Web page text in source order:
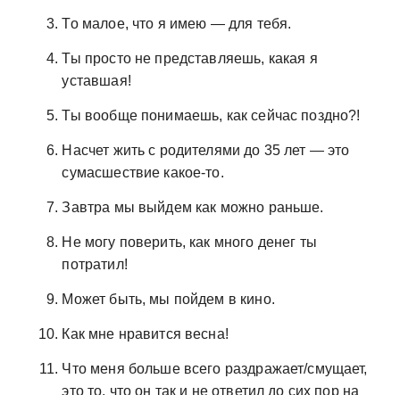
То малое, что я имею — для тебя.
Ты просто не представляешь, какая я
уставшая!
Ты вообще понимаешь, как сейчас поздно?!
Насчет жить с родителями до 35 лет — это
сумасшествие какое-то.
Завтра мы выйдем как можно раньше.
Не могу поверить, как много денег ты
потратил!
Может быть, мы пойдем в кино.
Как мне нравится весна!
Что меня больше всего раздражает/смущает,
это то, что он так и не ответил до сих пор на